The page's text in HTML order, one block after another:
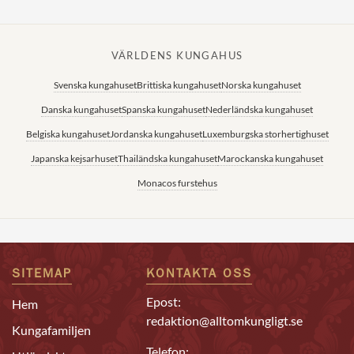
VÄRLDENS KUNGAHUS
Svenska kungahusetBrittiska kungahusetNorska kungahuset
Danska kungahusetSpanska kungahusetNederländska kungahuset
Belgiska kungahusetJordanska kungahusetLuxemburgska storhertighuset
Japanska kejsarhusetThailändska kungahusetMarockanska kungahuset
Monacos furstehus
SITEMAP
Hem
Kungafamiljen
KONTAKTA OSS
Epost:
redaktion@alltomkungligt.se